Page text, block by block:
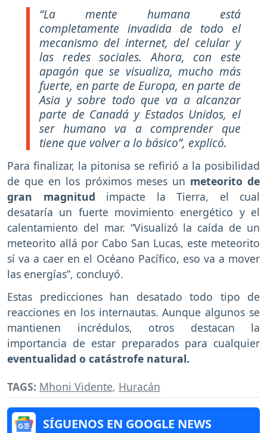
“La mente humana está
completamente invadida de todo el
mecanismo del internet, del celular y
las redes sociales. Ahora, con este
apagón que se visualiza, mucho más
fuerte, en parte de Europa, en parte de
Asia y sobre todo que va a alcanzar
parte de Canadá y Estados Unidos, el
ser humano va a comprender que
tiene que volver a lo básico”, explicó.
Para finalizar, la pitonisa se refirió a la posibilidad
de que en los próximos meses un meteorito de
gran magnitud impacte la Tierra, el cual
desataría un fuerte movimiento energético y el
calentamiento del mar. “Visualizó la caída de un
meteorito allá por Cabo San Lucas, este meteorito
sí va a caer en el Océano Pacífico, eso va a mover
las energías”, concluyó.
Estas predicciones han desatado todo tipo de
reacciones en los internautas. Aunque algunos se
mantienen incrédulos, otros destacan la
importancia de estar preparados para cualquier
eventualidad o catástrofe natural.
TAGS: Mhoni Vidente, Huracán
SÍGUENOS EN GOOGLE NEWS